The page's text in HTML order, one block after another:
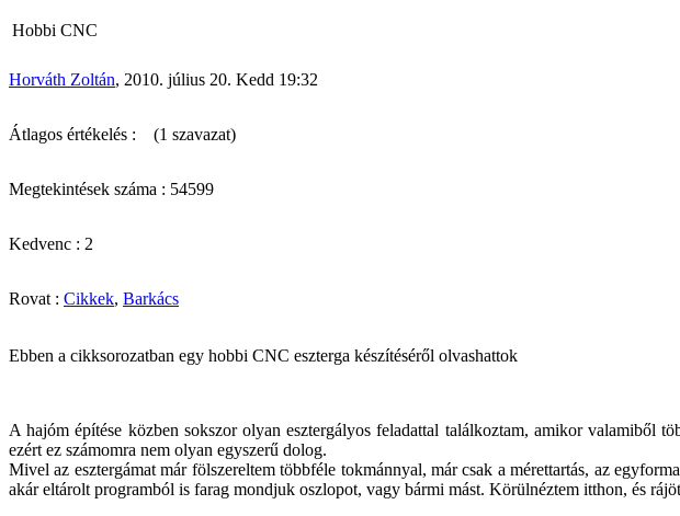
Hobbi CNC
Horváth Zoltán, 2010. július 20. Kedd 19:32
Átlagos értékelés : (1 szavazat)
Megtekintések száma : 54599
Kedvenc : 2
Rovat : Cikkek, Barkács
Ebben a cikksorozatban egy hobbi CNC eszterga készítéséről olvashattok
A hajóm építése közben sokszor olyan esztergályos feladattal találkoztam, amikor valamiből
ezért ez számomra nem olyan egyszerű dolog.
Mivel az esztergámat már fölszereltem többféle tokmánnyal, már csak a mérettartás, az
akár eltárolt programból is farag mondjuk oszlopot, vagy bármi mást. Körülnéztem itthon, és